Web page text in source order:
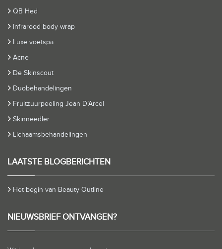
QB Hed
Infrarood body wrap
Luxe voetspa
Acne
De Skinscout
Duobehandelingen
Fruitzuurpeeling Jean D’Arcel
Skinneedler
Lichaamsbehandelingen
LAATSTE BLOGBERICHTEN
Het begin van Beauty Outline
NIEUWSBRIEF ONTVANGEN?